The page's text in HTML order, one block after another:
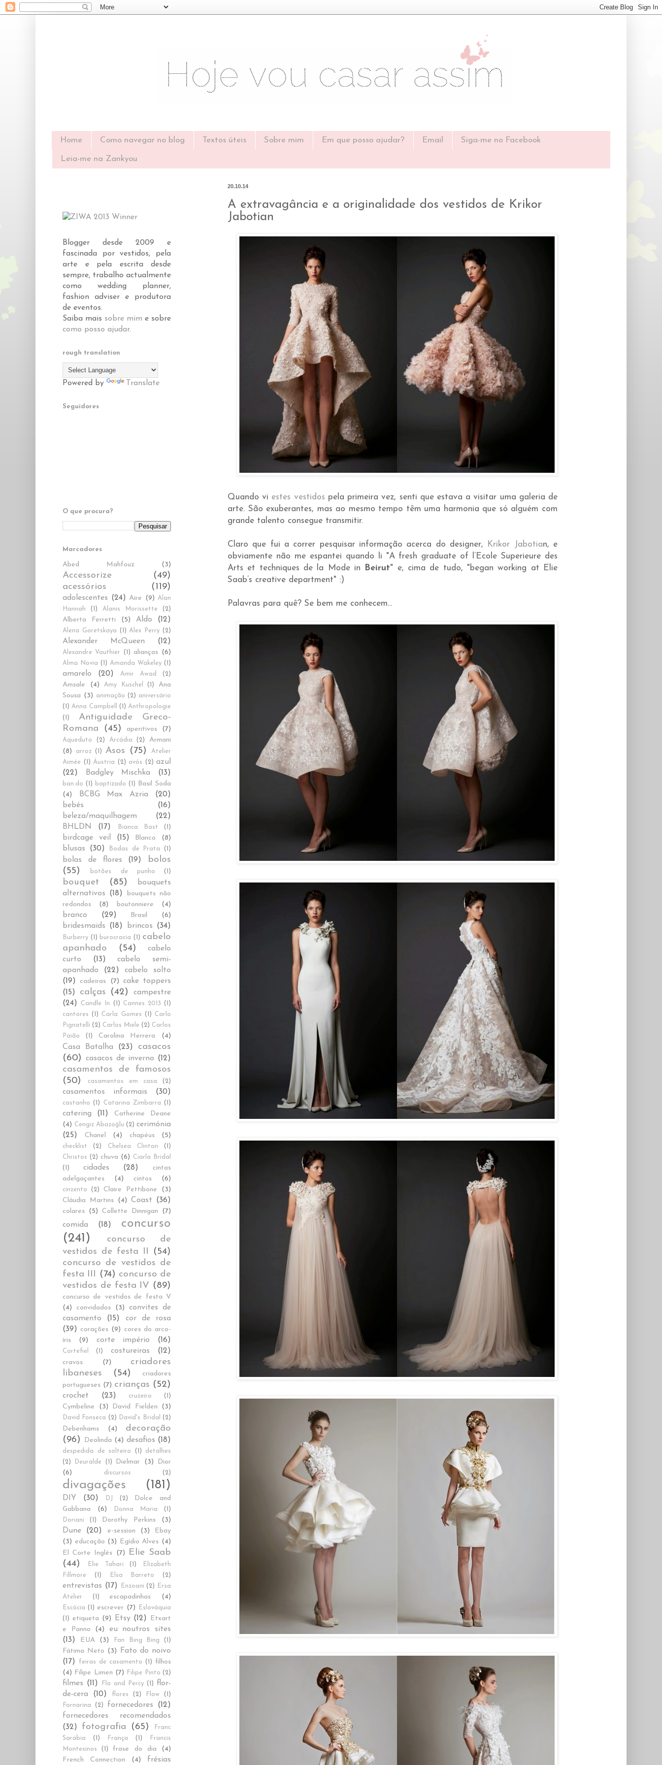
Home Como navegar no blog Textos úteis Sobre mim Em que posso ajudar? Email Siga-me no Facebook
Leia-me na Zankyou
20.10.14
A extravagância e a originalidade dos vestidos de Krikor
Jabotian
Quando vi estes vestidos pela primeira vez, senti que estava a visitar uma galeria de
arte. São exuberantes, mas ao mesmo tempo têm uma harmonia que só alguém com
grande talento consegue transmitir.
Claro que fui a correr pesquisar informação acerca do designer, Krikor Jabotian, e
obviamente não me espantei quando li "A fresh graduate of l’Ecole Superieure des
Arts et techniques de la Mode in
Beirut" e, cima de tudo, "began working at Elie
Saab’s creative department" :)
Palavras para quê? Se bem me conhecem...
Blogger desde 2009 e
fascinada por vestidos, pela
arte e pela escrita desde
sempre, trabalho actualmente
como wedding planner,
fashion adviser e produtora
de eventos.
Saiba mais sobre mim e sobre
como posso ajudar.
rough translation
Powered by Translate
Seguidores
O que procura?
Marcadores
Abed Mahfouz (3)
Accessorize
(49)
acessórios
(119)
adolescentes (24) Aire (9) Alan
Hannah
(1) Alanis Morissette (2)
Alberta Ferretti (5) Aldo (12)
Alena Goretskaya (1) Alex Perry (2)
Alexander McQueen (12)
Alexandre Vauthier (1) alianças (6)
Alma Novia (1) Amanda Wakeley (1)
amarelo (20) Amir Awad (2)
Amsale (4) Amy Kuschel (1)
Ana
Sousa (3) animação (2) aniversário
(1) Anna Campbell (1) Anthropologie
(1)
Antiguidade Greco-
Romana
(45) aperitivos (7)
Aqueduto (2) Arcádia (2)
Armani
(8)
arroz (1) Asos (75)
Atelier
Aimée
(1) Áustria (2) avós (2) azul
(22)
Badgley Mischka (13)
ban.do (1) baptizado (1)
Basil Soda
(4)
BCBG Max Azria
(20)
bebés
(16)
beleza/maquilhagem
(22)
BHLDN
(17) Bianca Bast (1)
birdcage veil (15) Blanco (8)
blusas (30) Bodas de Prata (1)
bolas de flores (19)
bolos
(55)
botões de punho (1)
bouquet (85)
bouquets
alternativos
(18)
bouquets não
redondos
(8) boutonniere (4)
branco (29) Brasil (6)
bridesmaids (18) brincos (34)
Burberry (1) burocracia (1) cabelo
apanhado
(54)
cabelo
curto
(13)
cabelo semi-
apanhado
(22)
cabelo solto
(19)
cadeiras (7) cake toppers
(15)
calças (42)
campestre
(24)
Candle In (1) Cannes 2013
(1)
cantores
(1) Carla Gomes (1)
Carlo
Pignatelli (2) Carlos Miele (2) Carlos
Paião
(1) Carolina Herrera (4)
Casa Batalha (23)
casacos
(60)
casacos de inverno (12)
casamentos de famosos
(50)
casamentos em casa (2)
casamentos informais (30)
castanho (1) Catarina Zimbarra (1)
catering (11)
Catherine Deane
(4) Cengiz Abazoğlu (2) cerimónia
(25)
Chanel (4) chapéus (5)
checklist (2) Chelsea Clinton
(1)
Christos (2) chuva (6)
Ciarla Bridal
(1)
cidades (28)
cintas
adelgaçantes
(4) cintos (6)
cinzento (2) Claire Pettibone
(3)
Cláudia Martins (4) Coast (36)
colares (5) Collette Dinnigan (7)
comida (18)
concurso
(241)
concurso de
vestidos de festa II
(54)
concurso de vestidos de
festa III
(74) concurso de
vestidos de festa IV (89)
concurso de vestidos de festa V
(4)
convidados (3)
convites de
casamento
(15)
cor de rosa
(39) corações (9) cores do arco-
íris
(9) corte império (16)
Cortefiel (1) costureiras (12)
cravos (7)
criadores
libaneses
(54)
criadores
portugueses (7) crianças (52)
crochet (23) cruzeiro (1)
Cymbeline (3) David Fielden (3)
David Fonseca (2) David's Bridal (2)
Debenhams (4)
decoração
(96)
Deolinda (4) desafios (18)
despedida de solteiro (1)
detalhes
(2)
Deuralde (1) Dielmar (3)
Dior
(6)
discursos (2)
divagações (181)
DIY (30) DJ (2)
Dolce and
Gabbana
(6) Donna Maria
(1)
Doriani
(1) Dorothy Perkins (3)
Dune (20) e-session (3)
Ebay
(3) educação (3) Egídio Alves (4)
El Corte Inglés (7)
Elie Saab
(44)
Elie Tahari (1)
Elizabeth
Fillmore
(1) Elsa Barreto (2)
entrevistas (17) Enzoani (2)
Ersa
Atelier
(1) escapadinhas (4)
Escócia (1) escrever (7)
Eslováquia
(1)
etiqueta (9) Etsy (12)
Etxart
e Panno
(4)
eu noutros sites
(13)
EUA (3) Fan Bing Bing (1)
Fátima Neto (3)
Fato do noivo
(17)
feiras de casamento (1)
filhos
(4) Filipe Limen (7) Filipe Pinto (2)
filmes (11) Flo and Percy (1)
flor-
de-cera
(10) flores (2) Flow
(1)
Fornarina
(2) fornecedores
(12)
fornecedores recomendados
(32)
fotografia (65)
Franc
Sarabia
(1) França (1)
Francis
Montesinos
(1) frase do dia
(4)
French Connection
(4) frésias